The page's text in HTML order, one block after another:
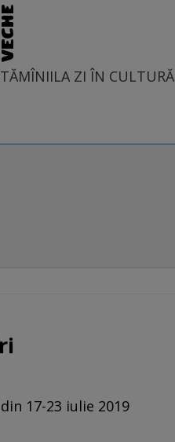
LA ZI ÎN CULTURĂ
17-23 iulie 2019